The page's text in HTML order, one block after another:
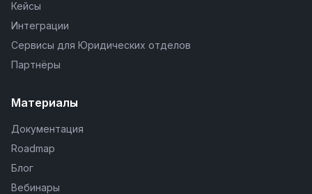
Кейсы
Интеграции
Сервисы для Юридических отделов
Партнёры
Материалы
Документация
Roadmap
Блог
Вебинары